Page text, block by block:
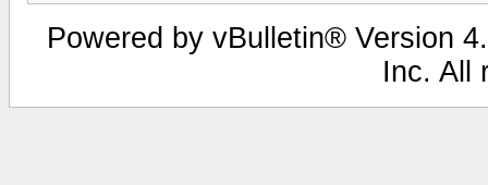
Powered by vBulletin® Version
Inc. All